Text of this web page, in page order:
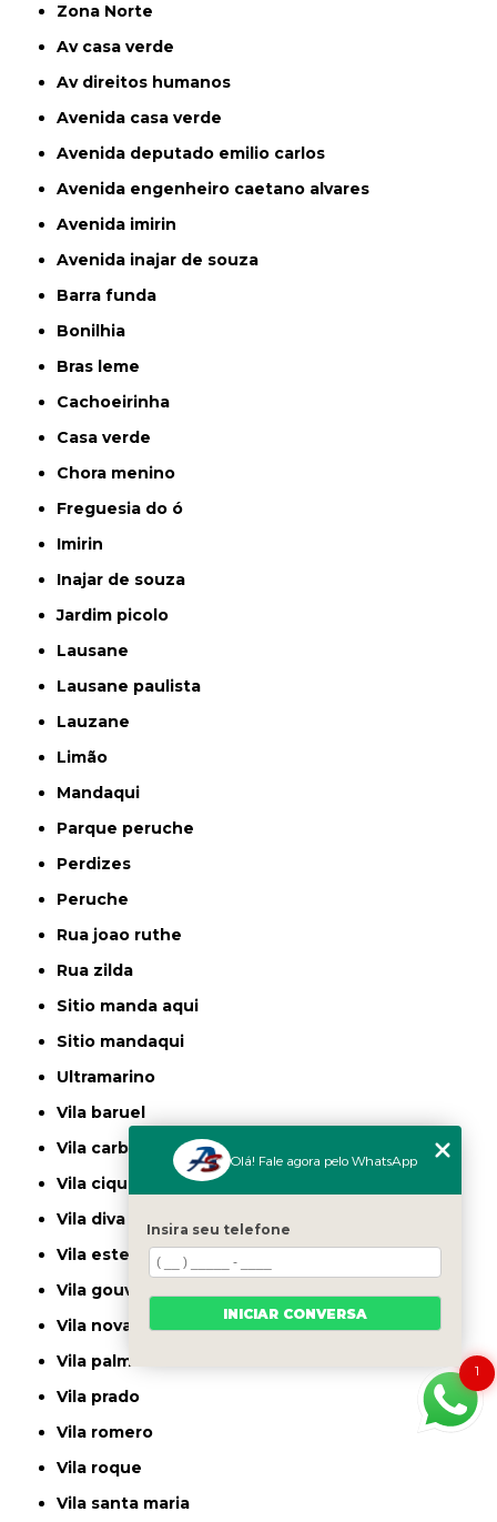
Zona Norte
av casa verde
av direitos humanos
avenida casa verde
avenida deputado emilio carlos
avenida engenheiro caetano alvares
avenida imirin
avenida inajar de souza
barra funda
bonilhia
bras leme
cachoeirinha
casa verde
chora menino
freguesia do ó
imirin
inajar de souza
jardim picolo
lausane
lausane paulista
lauzane
limão
mandaqui
parque peruche
perdizes
peruche
rua joao ruthe
rua zilda
sitio manda aqui
sitio mandaqui
ultramarino
vila baruel
vila carbone
vila ciqueira
vila diva
vila ester
vila gouvea
vila nova cachoeirinha
vila palmeiras
vila prado
vila romero
vila roque
vila santa maria
1
Olá! Fale agora pelo WhatsApp
Insira seu telefone
INICIAR CONVERSA